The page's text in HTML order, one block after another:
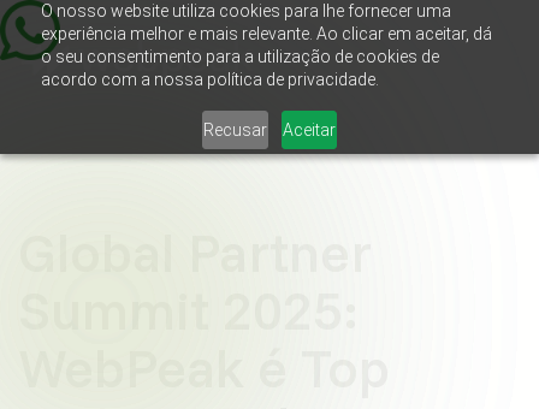
O nosso website utiliza cookies para lhe fornecer uma
experiência melhor e mais relevante. Ao clicar em aceitar, dá
o seu consentimento para a utilização de cookies de
acordo com a nossa política de privacidade.
Recusar Aceitar